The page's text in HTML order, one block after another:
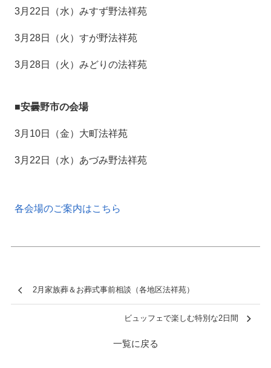
3月22日（水）みすず野法祥苑
3月28日（火）すが野法祥苑
3月28日（火）みどりの法祥苑
■安曇野市の会場
3月10日（金）大町法祥苑
3月22日（水）あづみ野法祥苑
各会場のご案内はこちら
2月家族葬＆お葬式事前相談（各地区法祥苑）
一覧に戻る
ビュッフェで楽しむ特別な2日間